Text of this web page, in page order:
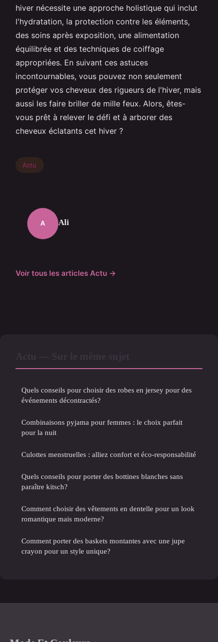
hiver nécessite une approche holistique qui inclut
l'hydratation, la protection contre les éléments,
des soins après exposition, une alimentation
équilibrée et des techniques de coiffage
appropriées. En suivant ces astuces
incontournables, vous pouvez non seulement
protéger vos cheveux des rigueurs de l'hiver, mais
aussi les faire briller de mille feux. Alors, êtes-
vous prêt à relever le défi et à arborer des
cheveux éclatants cet hiver ?
Actu
A Ali
Voir tous les articles Actu →
Quels conseils pour choisir des robes en jersey pour des
événements décontractés?
Combinaisons pyjama pour femmes : le choix parfait
pour la nuit
Culottes menstruelles : alliez confort et éco-responsabilité
Quels conseils pour porter des bottines blanches sans
paraître kitsch?
Comment choisir des vêtements en dentelle pour un look
romantique mais moderne?
Comment porter des baskets montantes avec une jupe
crayon pour un style unique?